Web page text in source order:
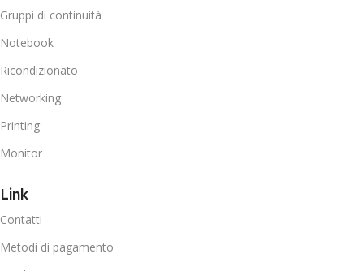
Gruppi di continuità
Notebook
Ricondizionato
Networking
Printing
Monitor
Link
Contatti
Metodi di pagamento